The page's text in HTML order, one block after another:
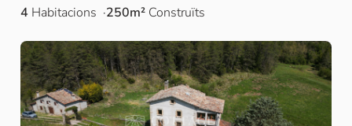
4 Habitacions 250m² Construïts